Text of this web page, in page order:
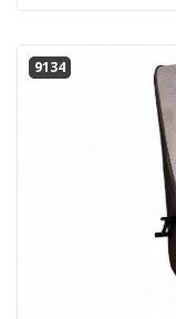
9134